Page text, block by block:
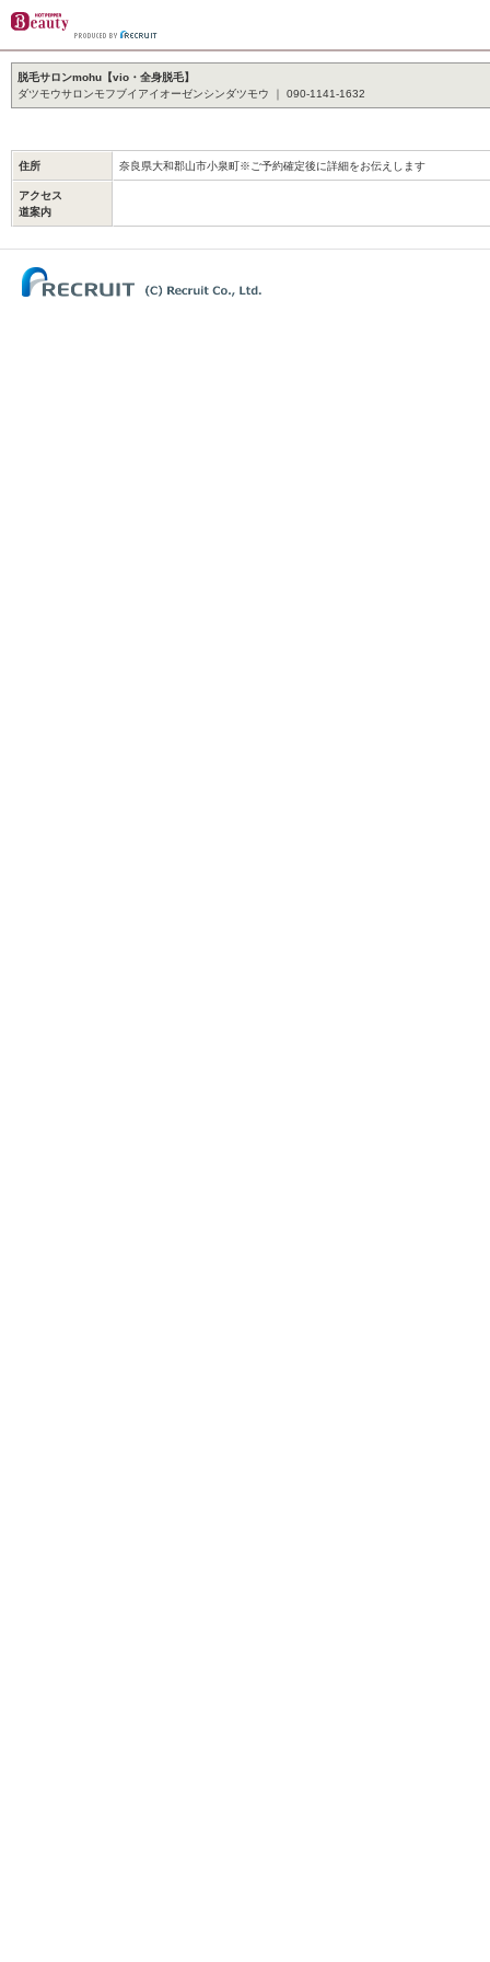
脱毛サロンmohu【vio・全身脱毛】
ダツモウサロンモフブイアイオーゼンシンダツモウ ｜ 090-1141-1632
住所 奈良県大和郡山市小泉町※ご予約確定後に詳細をお伝えします
アクセス
道案内